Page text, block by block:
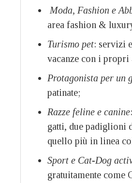
Moda, Fashion e
area fashion &
Turismo pet: servizi
vacanze con i
Protagonista per un
patinate;
Razze feline e canine
gatti, due padiglioni
quello più in linea
Sport e Cat-Dog
gratuitamente come